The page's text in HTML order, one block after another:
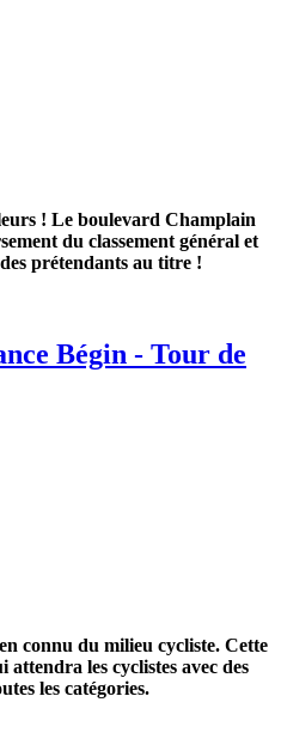
! Le boulevard Champlain
du classement général et
prétendants au titre !
Bégin - Tour de
connu du milieu cycliste. Cette
les cyclistes avec des
les catégories.